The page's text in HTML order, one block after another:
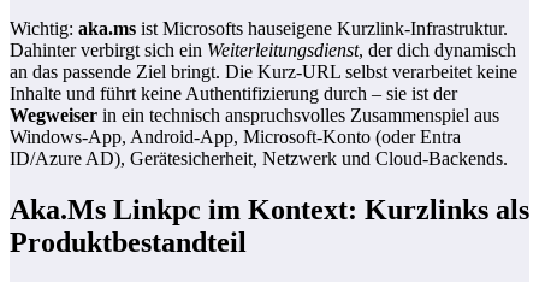
Wichtig: aka.ms ist Microsofts hauseigene Kurzlink‑Infrastruktur.
Dahinter verbirgt sich ein Weiterleitungsdienst, der dich dynamisch
an das passende Ziel bringt. Die Kurz‑URL selbst verarbeitet keine
Inhalte und führt keine Authentifizierung durch – sie ist der
Wegweiser in ein technisch anspruchsvolles Zusammenspiel aus
Windows‑App, Android‑App, Microsoft‑Konto (oder Entra
ID/Azure AD), Gerätesicherheit, Netzwerk und Cloud‑Backends.
Aka.Ms Linkpc im Kontext: Kurzlinks als
Produktbestandteil